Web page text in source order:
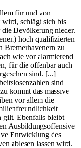
für und von
wird, schlägt sich bis
Bevölkerung nieder.
hoch qualifizierten
Bremerhavenern zu
wie vor alarmierend
für die offenbar auch
sind. [...]
sind
kommt das massive
vor allem die
gilt. Ebenfalls bleibt
Ausbildungsoffensive
Entwicklung des
ablesen lassen wird.